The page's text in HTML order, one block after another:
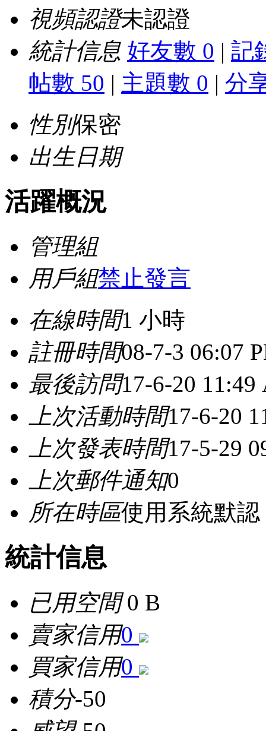
視頻認證未認證
統計信息 好友數 0 | 記
帖數 50 | 主題數 0 | 分
性別保密
出生日期
活躍概況
管理組
用戶組禁止發言
在線時間1 小時
註冊時間08-7-3 06:07
最後訪問17-6-20 11:49
上次活動時間17-6-20
上次發表時間17-5-29
上次郵件通知0
所在時區使用系統默認
統計信息
已用空間0 B
賣家信用0
買家信用0
積分-50